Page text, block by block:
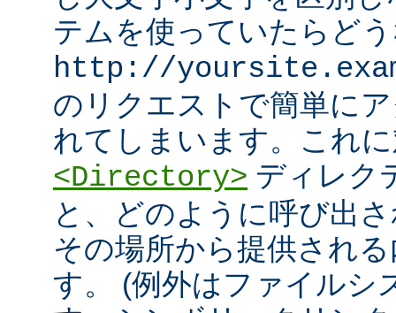
テムを使っていたらど
http://
のリクエストで簡単に
れてしまいます。これ
<Directory> ディレク
と、どのように呼び出
その場所から提供され
す。 (例外はファイルシ